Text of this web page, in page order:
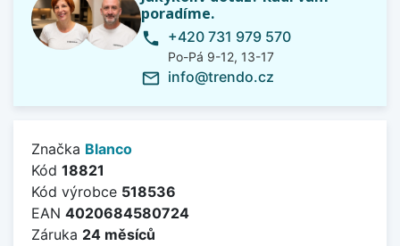
poradíme.
phone +420 731 979 570
Po-Pá 9-12, 13-17
mail_outline info@trendo.cz
Značka Blanco
Kód 18821
Kód výrobce 518536
EAN 4020684580724
Záruka 24 měsíců